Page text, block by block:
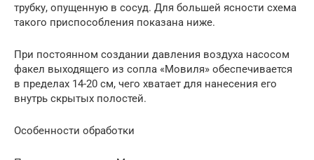
трубку, опущенную в сосуд. Для большей ясности схема
такого приспособления показана ниже.
При постоянном создании давления воздуха насосом
факел выходящего из сопла «Мовиля» обеспечивается
в пределах 14-20 см, чего хватает для нанесения его
внутрь скрытых полостей.
Особенности обработки